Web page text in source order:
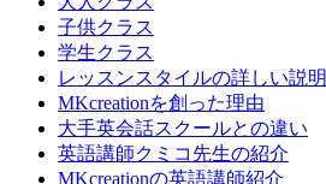
子供クラス
学生クラス
レッスンスタイルの詳しい説明
MKcreationを創った理由
大手英会話スクールとの違い
英語講師クミコ先生の紹介
MKcreationの英語講師紹介